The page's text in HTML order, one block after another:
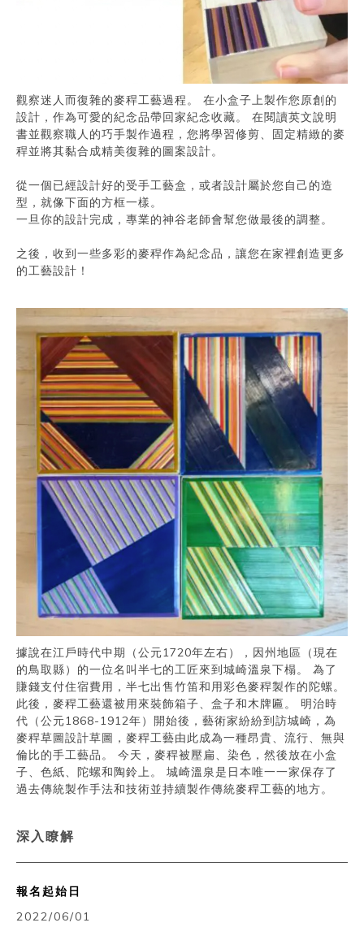
觀察迷人而復雜的麥稈工藝過程。 在小盒子上製作您原創的
設計，作為可愛的紀念品帶回家紀念收藏。 在閱讀英文說明
書並觀察職人的巧手製作過程，您將學習修剪、固定精緻的麥
稈並將其黏合成精美復雜的圖案設計。
從一個已經設計好的受手工藝盒，或者設計屬於您自己的造
型，就像下面的方框一樣。
一旦你的設計完成，專業的神谷老師會幫您做最後的調整。
之後，收到一些多彩的麥稈作為紀念品，讓您在家裡創造更多
的工藝設計！
據說在江戶時代中期（公元1720年左右），因州地區（現在
的鳥取縣）的一位名叫半七的工匠來到城崎溫泉下榻。 為了
賺錢支付住宿費用，半七出售竹笛和用彩色麥稈製作的陀螺。
此後，麥稈工藝還被用來裝飾箱子、盒子和木牌匾。 明治時
代（公元1868-1912年）開始後，藝術家紛紛到訪城崎，為
麥稈草圖設計草圖，麥稈工藝由此成為一種昂貴、流行、無與
倫比的手工藝品。 今天，麥稈被壓扁、染色，然後放在小盒
子、色紙、陀螺和陶鈴上。 城崎溫泉是日本唯一一家保存了
過去傳統製作手法和技術並持續製作傳統麥稈工藝的地方。
深入瞭解
報名起始日
2022/06/01